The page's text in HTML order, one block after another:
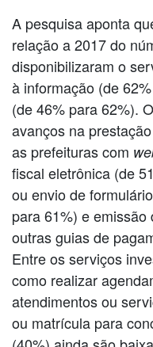
A pesquisa aponta
relação a 2017 do
disponibilizaram o
à informação (de
(de 46% para 62%).
avanços na
as prefeituras com
fiscal eletrônica (de
ou envio de
para 61%) e
outras guias de
Entre os serviços
como realizar
atendimentos ou
ou matrícula para